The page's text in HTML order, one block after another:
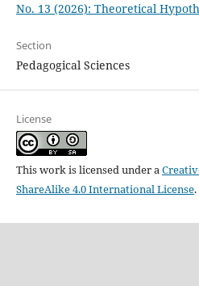
No. 13 (2026): Theoretical
Section
Pedagogical Sciences
License
This work is licensed under a
ShareAlike 4.0 International License.